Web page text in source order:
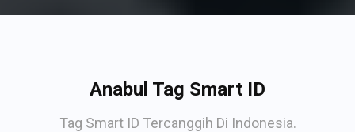
Anabul Tag Smart ID
Tag Smart ID Tercanggih Di Indonesia.